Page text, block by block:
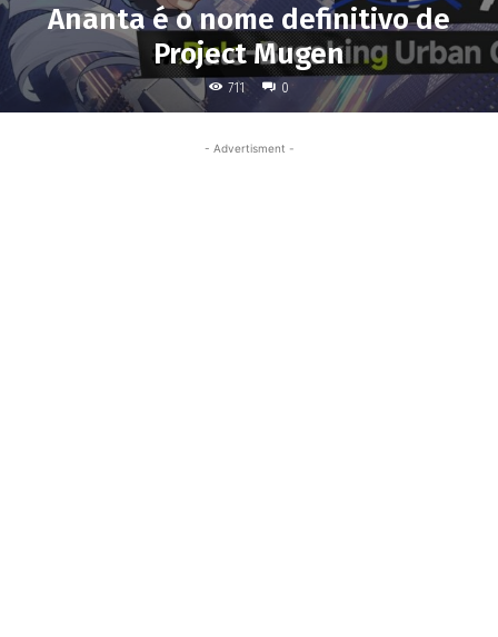
Ananta é o nome definitivo de
Project Mugen
711 0
- Advertisment -